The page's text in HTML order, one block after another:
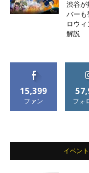
渋谷
バーも
ロウ
解説
15,399
ファン フォ
イベン